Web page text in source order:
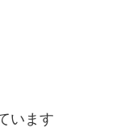
います